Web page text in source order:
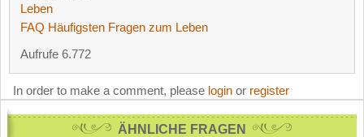
Leben
FAQ Häufigsten Fragen zum Leben
Aufrufe 6.772
In order to make a comment, please login or register
ÄHNLICHE FRAGEN